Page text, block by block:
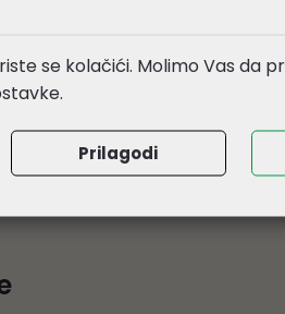
se kolačići. Molimo Vas da
Prilagodi